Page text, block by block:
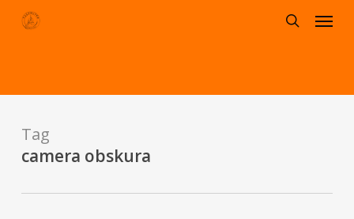
Skip
Menu
Tag
camera obskura